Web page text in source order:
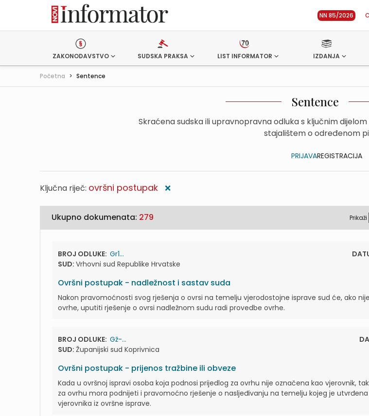
NN 85/2026
ZAKONODAVSTVO SUDSKA PRAKSA LIST INFORMATOR IZDANJA
Početna > Sentence
Sentence
Skraćena sudska ili upravnopravna odluka s ključnim
stajalištem o određenom
PRIJAVAREGISTRACIJA
Ključna riječ: ovršni postupak ❌
Ukupno dokumenata: 279 Prikaži
BROJ ODLUKE: Gr1...
SUD: Vrhovni sud Republike Hrvatske
Ovršni postupak - nadležnost i sastav suda
Nakon pravomoćnosti svog rješenja o ovrsi na temelju vjerodostojne isprave sud će, ako
ovrhe, uputiti rješenje o ovrsi nadležnom sudu radi provedbe ovrhe.
BROJ ODLUKE: Gž-...
SUD: Županijski sud Koprivnica
Ovršni postupak - prijenos tražbine ili obveze
Kada u ovršnoj ispravi osoba koja podnosi prijedlog za ovrhu nije označena kao vjerovnik,
za ovrhu mora podnijeti i pravomoćno rješenje o nasljeđivanju na temelju kojeg je
vjerovnika iz ovršne isprave.